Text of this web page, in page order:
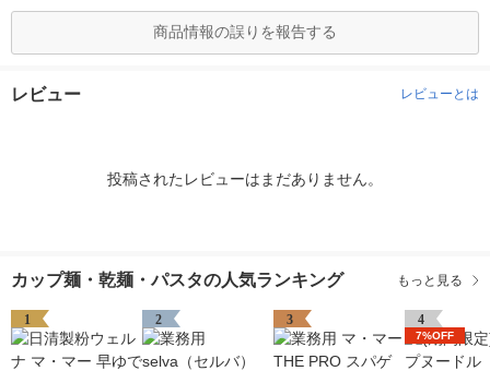
商品情報の誤りを報告する
レビュー レビューとは
投稿されたレビューはまだありません。
カップ麺・乾麺・パスタの人気ランキング もっと見る
1 2 3 4
7%OFF